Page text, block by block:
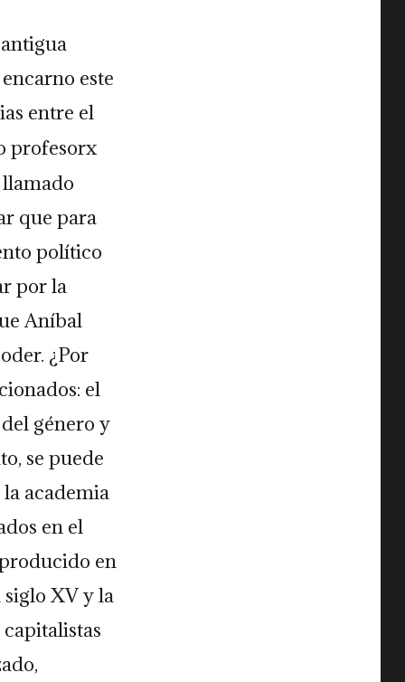
este
entre el
profesorx
que para
político
por la
Aníbal
¿Por
el
género y
se puede
academia
en el
en
XV y la